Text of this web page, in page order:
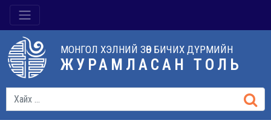
МОНГОЛ ХЭЛНИЙ ЗӨВ БИЧИХ ДҮРМИЙН
ЖУРАМЛАСАН ТОЛЬ